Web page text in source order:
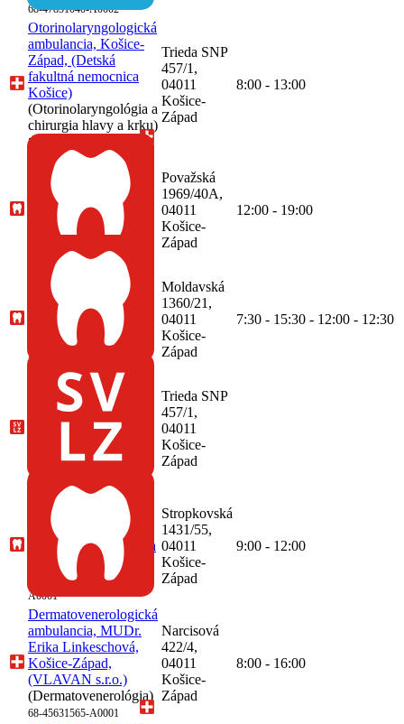
68-47851040-A0002
Otorinolaryngologická
ambulancia, Košice-
Západ, (Detská
fakultná nemocnica
Košice)
(Otorinolaryngológia a
chirurgia hlavy a krku)
51-00606715-A0071
Trieda SNP
457/1,
04011
Košice-
Západ
8:00 - 13:00
Ambulancia zubného
lekárstva, MDDr.
Andrea Stašková,
Košice-Západ,
(KEROdent s.r.o.)
51921871-A0001
Považská
1969/40A,
04011
Košice-
Západ
12:00 - 19:00
Ambulancia zubného
lekárstva, Košice-
Západ, (Ergomed
Poliklinika, s.r.o.)
(Zubné lekárstvo)
36751103-A0041
Moldavská
1360/21,
04011
Košice-
Západ
7:30 - 15:30 - 12:00 - 12:30
SVaLZ, rádiológia,
Košice-Západ,
(Detská fakultná
nemocnica Košice)
Sonografia) 51-
00606715-A0070
Trieda SNP
457/1,
04011
Košice-
Západ
Ambulancia zubného
lekárstva, MUDr.
Marek Prokopovič,
Košice-Západ, (Sigma
Dent, s.r.o.)
(Zubné
lekárstvo)
68-54436761-
A0001
Stropkovská
1431/55,
04011
Košice-
Západ
9:00 - 12:00
Dermatovenerologická
ambulancia, MUDr.
Erika Linkeschová,
Košice-Západ,
(VLAVAN s.r.o.)
(Dermatovenerológia)
68-45631565-A0001
Narcisová
422/4,
04011
Košice-
Západ
8:00 - 16:00